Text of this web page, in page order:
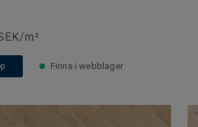
m²
Finns i webblager